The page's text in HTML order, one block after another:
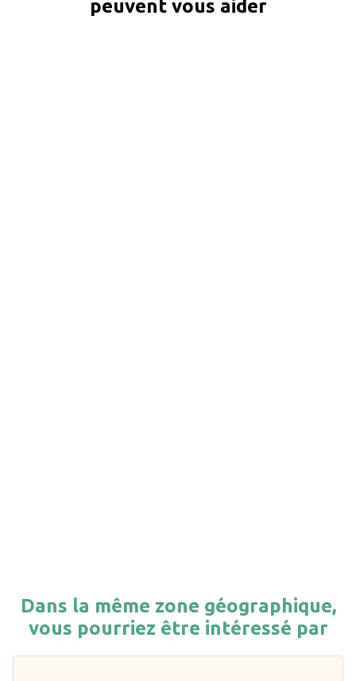
peuvent vous aider
Dans la même zone géographique,
vous pourriez être intéressé par